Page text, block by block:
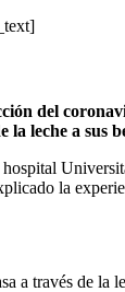
del
leche a sus
la
a través de la